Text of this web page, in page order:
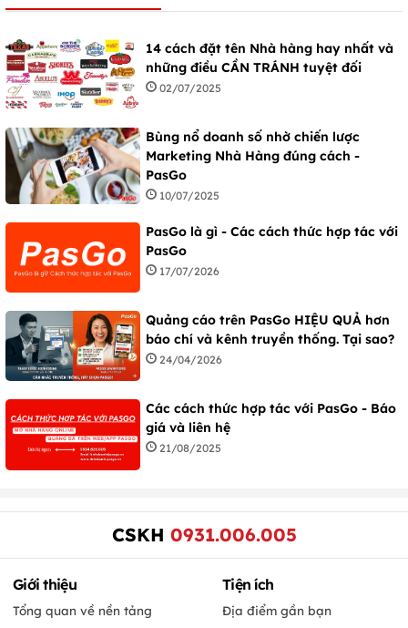
14 cách đặt tên Nhà hàng hay nhất và
những điều CẦN TRÁNH tuyệt đối
02/07/2025
Bùng nổ doanh số nhờ chiến lược
Marketing Nhà Hàng đúng cách -
PasGo
10/07/2025
PasGo là gì - Các cách thức hợp tác với
PasGo
17/07/2026
Quảng cáo trên PasGo HIỆU QUẢ hơn
báo chí và kênh truyền thống. Tại sao?
24/04/2026
Các cách thức hợp tác với PasGo - Báo
giá và liên hệ
21/08/2025
CSKH 0931.006.005
Giới thiệu
Tổng quan về nền tảng
Tiện ích
Địa điểm gần bạn